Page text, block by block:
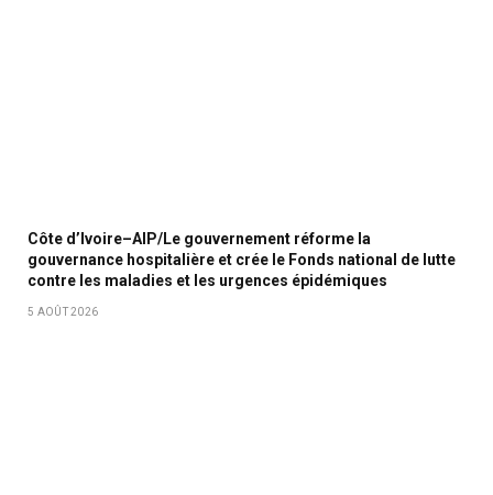
Côte d’Ivoire–AIP/Le gouvernement réforme la
gouvernance hospitalière et crée le Fonds national de lutte
contre les maladies et les urgences épidémiques
5 AOÛT 2026